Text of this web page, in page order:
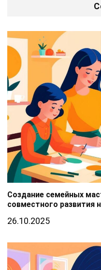
Создание семейных
совместного развития
26.10.2025